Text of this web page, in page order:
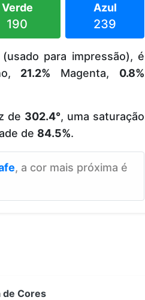
Verde
190
Azul
239
para impressão), é
21.2% Magenta, 0.8%
de 302.4°, uma saturação
de 84.5%.
, a cor mais próxima é
de Cores